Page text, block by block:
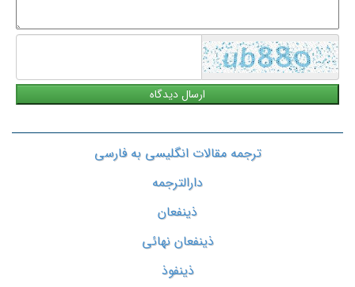
ترجمه مقالات انگلیسی به فارسی
دارالترجمه
ذینفعان
ذینفعان نهائی
ذینفوذ